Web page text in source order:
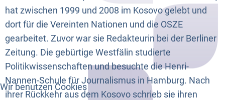
hat zwischen 1999 und 2008 im Kosovo gelebt und
dort für die Vereinten Nationen und die OSZE
gearbeitet. Zuvor war sie Redakteurin bei der Berliner
Zeitung. Die gebürtige Westfälin studierte
Politikwissenschaften und besuchte die Henri-
Nannen-Schule für Journalismus in Hamburg. Nach
ihrer Rückkehr aus dem Kosovo schrieb sie ihren
Wir benutzen Cookies